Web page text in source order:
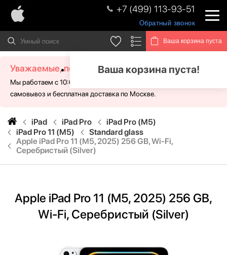
+7 (499) 113-93-51
Обратный звонок
Ваша корзина пуста
Ваша корзина пуста!
Уважаемые, посетители!
Мы работаем с 10:00 - 21:00 без выходных. Для Вас доступен
самовывоз и бесплатная доставка по Москве.
iPad iPad Pro
iPad Pro (M5)
iPad Pro 11 (M5)
Standard glass
Apple iPad Pro 11 (M5, 2025) 256 GB, Wi-Fi,
Серебристый (Silver)
Apple iPad Pro 11 (M5, 2025) 256 GB,
Wi-Fi, Серебристый (Silver)